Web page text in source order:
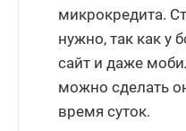
микрокредита.
нужно, так как у
сайт и даже
можно сделать
время суток.